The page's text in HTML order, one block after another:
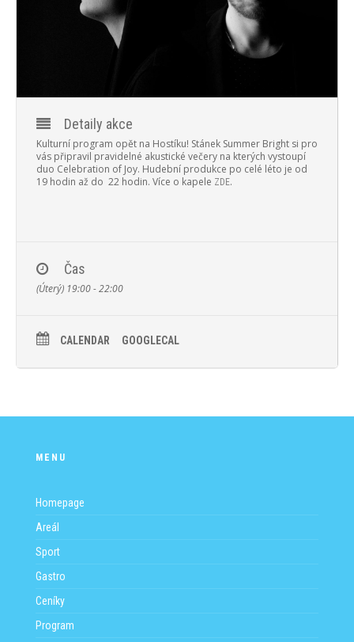
KONTAKTY
Detaily akce
Kulturní program opět na Hostíku! Stánek Summer Bright si pro
vás připravil pravidelné akustické večery na kterých vystoupí
duo Celebration of Joy. Hudební produkce po celé léto je od
19 hodin až do 22 hodin. Více o kapele ZDE.
Čas
(Úterý) 19:00 - 22:00
CALENDAR GOOGLECAL
MENU
Homepage
Areál
Sport
Gastro
Ceníky
Program